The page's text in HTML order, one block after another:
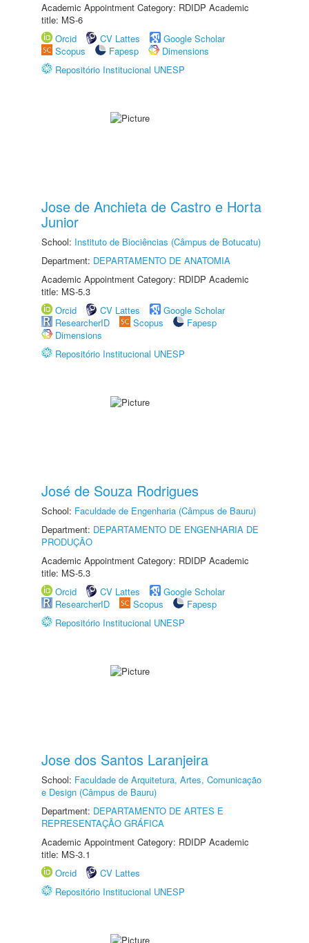
Academic Appointment Category: RDIDP Academic
title: MS-6
Orcid
CV Lattes
Google Scholar
Scopus
Fapesp
Dimensions
Repositório Institucional UNESP
Jose de Anchieta de Castro e Horta
Junior
School: Instituto de Biociências (Câmpus de Botucatu)
Department: DEPARTAMENTO DE ANATOMIA
Academic Appointment Category: RDIDP Academic
title: MS-5.3
Orcid
CV Lattes
Google Scholar
ResearcherID
Scopus
Fapesp
Dimensions
Repositório Institucional UNESP
José de Souza Rodrigues
School: Faculdade de Engenharia (Câmpus de Bauru)
Department: DEPARTAMENTO DE ENGENHARIA DE
PRODUÇÃO
Academic Appointment Category: RDIDP Academic
title: MS-5.3
Orcid
CV Lattes
Google Scholar
ResearcherID
Scopus
Fapesp
Repositório Institucional UNESP
Jose dos Santos Laranjeira
School: Faculdade de Arquitetura, Artes, Comunicação
e Design (Câmpus de Bauru)
Department: DEPARTAMENTO DE ARTES E
REPRESENTAÇÃO GRÁFICA
Academic Appointment Category: RDIDP Academic
title: MS-3.1
Orcid
CV Lattes
Repositório Institucional UNESP